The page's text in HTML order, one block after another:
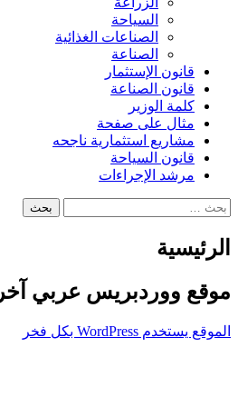
السياحة
الصناعات الغذائية
الصناعة
قانون الإستثمار
قانون الصناعة
كلمة الوزير
مثال على صفحة
مشاريع استثمارية ناجحه
قانون السياحة
مرشد الإجراءات
البحث
الرئيسية
موقع ووردبريس عربي آخر
الموقع يستخدم WordPress بكل فخر